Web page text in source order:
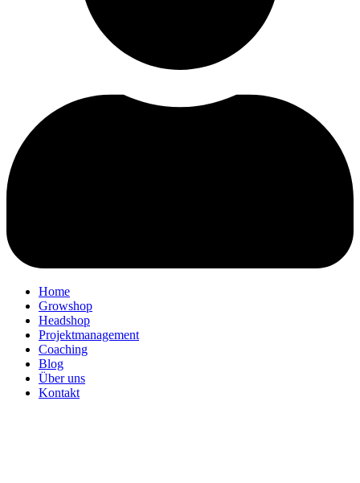
Home
Growshop
Headshop
Projektmanagement
Coaching
Blog
Über uns
Kontakt